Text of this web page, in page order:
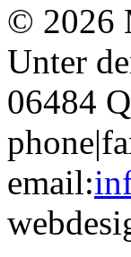
© 2026
Unter
06484
email: